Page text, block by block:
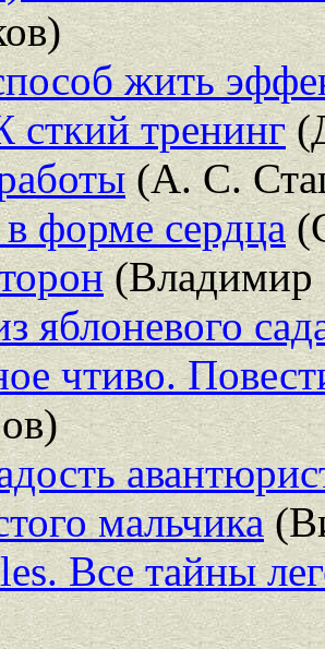
жить
сткий тренинг
(А. C.
форме сердца
(Владимир
яблоневого
чтиво.
мальчика
Все тайны